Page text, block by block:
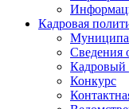
Кадровая
Сведения
Кадровый
Конкурс